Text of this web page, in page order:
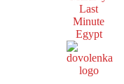
Last
Minute
Egypt